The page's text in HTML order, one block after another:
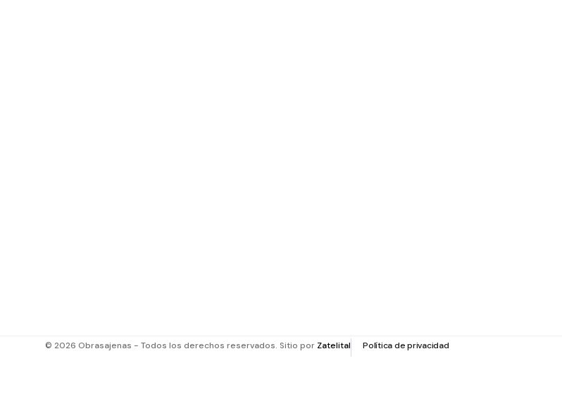
© 2026 Obrasajenas - Todos los derechos reservados. Sitio por Zatelital Política de privacidad